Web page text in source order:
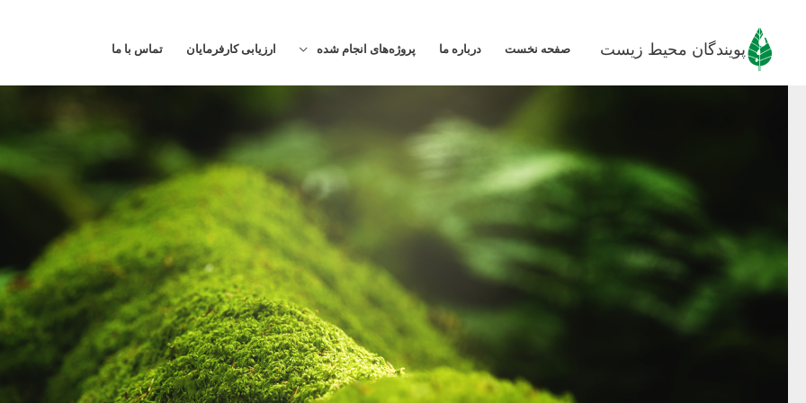
پویندگان محیط زیست صفحه نخست درباره ما پروژه‌های انجام شده ارزیابی کارفرمایان تماس با ما